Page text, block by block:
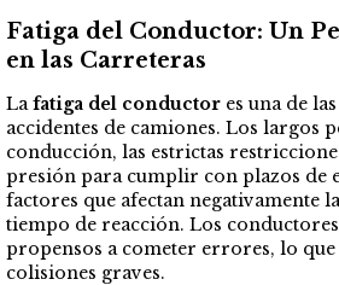
Fatiga del Conductor: Un
en las Carreteras
Lafatiga del conductor es una de
accidentes de camiones. Los largos
conducción, las estrictas
presión para cumplir con plazos de
factores que afectan negativamente
tiempo de reacción. Los
propensos a cometer errores, lo
colisiones graves.